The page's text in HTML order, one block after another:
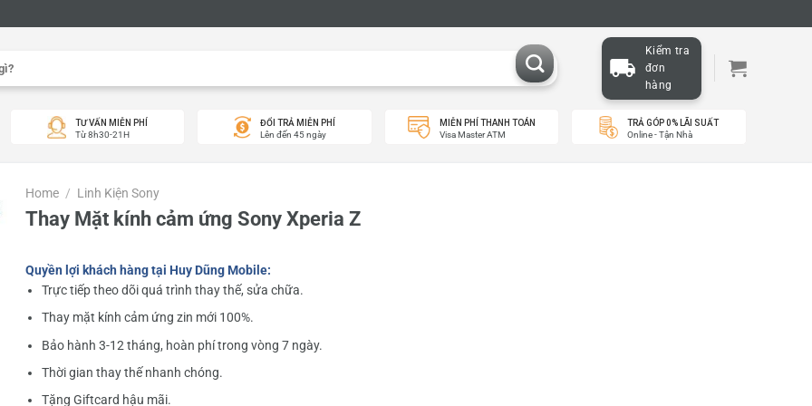
Kiểm tra
đơn
hàng
TƯ VẤN MIỄN PHÍ
Từ 8h30-21H
ĐỔI TRẢ MIỄN PHÍ
Lên đến 45 ngày
MIỄN PHÍ THANH TOÁN
Visa Master ATM
TRẢ GÓP 0% LÃI SUẤT
Online - Tận Nhà
Home / Linh Kiện Sony
Thay Mặt kính cảm ứng Sony Xperia Z
Quyền lợi khách hàng tại Huy Dũng Mobile:
Trực tiếp theo dõi quá trình thay thế, sửa chữa.
Thay mặt kính cảm ứng zin mới 100%.
Bảo hành 3-12 tháng, hoàn phí trong vòng 7 ngày.
Thời gian thay thế nhanh chóng.
Tặng Giftcard hậu mãi.